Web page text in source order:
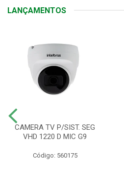
LANÇAMENTOS
CAMERA TV P/SIST. SEG
VHD 1220 D MIC G9
Código: 560175